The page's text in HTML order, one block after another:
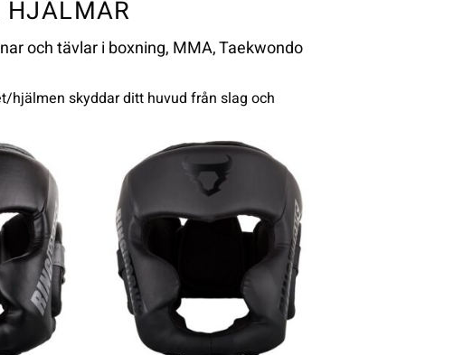
HJÄLMAR
och tävlar i boxning, MMA, Taekwondo
hjälmen skyddar ditt huvud från slag och